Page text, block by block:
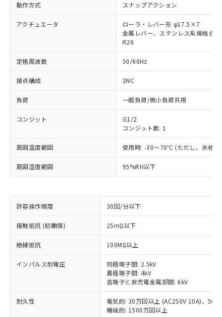
動作方式 スナップアクション
アクチュエータ
ローラ・レバー形 φ17.5×7
金属レバー、ステンレス系焼結合
R26
定格周波数 50/60Hz
接点構成 2NC
負荷 一般負荷/微小負荷共用
コンジット
G1/2
コンジット数: 1
周囲温度範囲 使用時: -30～70℃ (ただし、氷結し
周囲湿度範囲 95%RH以下
許容操作頻度 30回/分以下
接触抵抗 (初期値) 25mΩ以下
絶縁抵抗 100MΩ以上
インパルス耐電圧
同極端子間: 2.5kV
異極端子間: 4kV
各端子と非充電金属部間: 6kV
耐久性
電気的: 30万回以上 (AC250V 10A)、50
機械的: 1500万回以上
ご利用条件
※1 対応状況
対応済み：EU RoHS指令（10物質）の
非含有に対応した製品が提供可能な商品で
対応予定：EU RoHS指令（10物質）の非含
有に対応した製品に切り替える予定のある
対応予定なし：EU RoHS指令（10物質）の